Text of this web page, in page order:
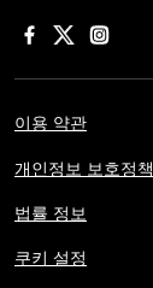
이용 약관
개인정보 보호정책
법률 정보
쿠키 설정